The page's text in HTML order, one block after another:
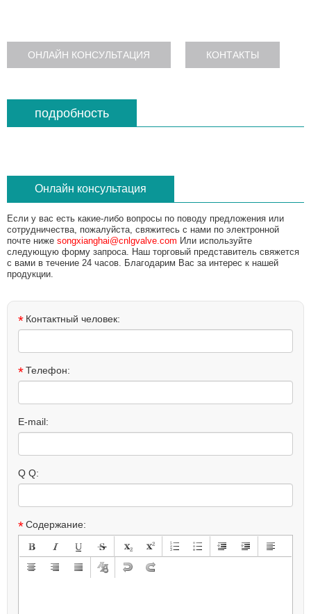
ОНЛАЙН КОНСУЛЬТАЦИЯ КОНТАКТЫ
подробность
Онлайн консультация
Если у вас есть какие-либо вопросы по поводу предложения или
сотрудничества, пожалуйста, свяжитесь с нами по электронной
почте ниже songxianghai@cnlgvalve.com Или используйте
следующую форму запроса. Наш торговый представитель свяжется
с вами в течение 24 часов. Благодарим Вас за интерес к нашей
продукции.
* Контактный человек:
*Телефон:
E-mail:
Q Q:
*Содержание: